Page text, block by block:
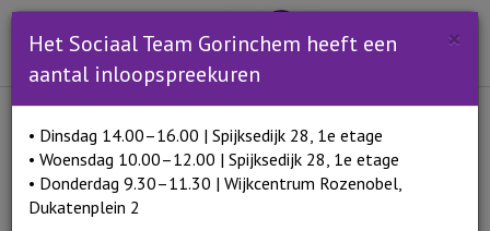
Open en sluit het
Menu Open
Lees voor
Home Als werk vinden niet lukt
×
Het Sociaal Team Gorinchem heeft een
aantal inloopspreekuren
• Dinsdag 14.00–16.00 | Spijksedijk 28, 1e etage
• Woensdag 10.00–12.00 | Spijksedijk 28, 1e etage
• Donderdag 9.30–11.30 | Wijkcentrum Rozenobel,
Dukatenplein 2